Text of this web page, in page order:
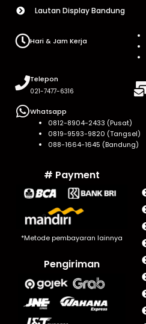
Lautan Display Bandung
Hari & Jam Kerja
Telepon
021-7477-6316
Whatsapp
0812-8904-2433 (Pusat)
0819-9593-9820 (Tangsel)
088-1664-1645 (Bandung)
# Payment
*Metode pembayaran lainnya
Pengiriman